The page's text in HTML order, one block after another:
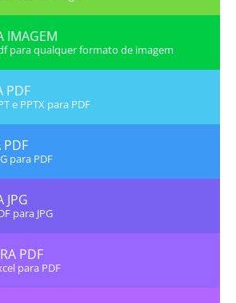
IMAGEM
para qualquer formato de imagem
PDF
e PPTX para PDF
PDF
para PDF
JPG
para JPG
PDF
para PDF